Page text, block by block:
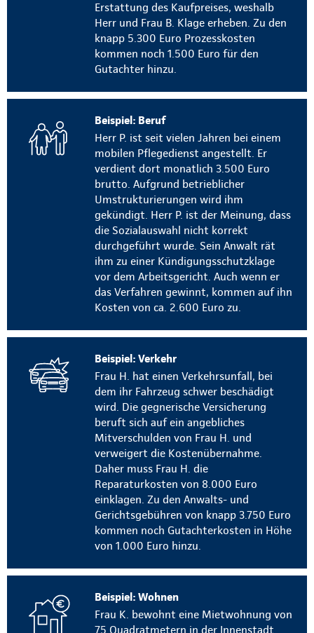
Erstattung des Kaufpreises, weshalb
Herr und Frau B. Klage erheben. Zu den
knapp 5.300 Euro Prozesskosten
kommen noch 1.500 Euro für den
Gutachter hinzu.
Beispiel: Beruf
Herr P. ist seit vielen Jahren bei einem
mobilen Pflegedienst angestellt. Er
verdient dort monatlich 3.500 Euro
brutto. Aufgrund betrieblicher
Umstrukturierungen wird ihm
gekündigt. Herr P. ist der Meinung, dass
die Sozialauswahl nicht korrekt
durchgeführt wurde. Sein Anwalt rät
ihm zu einer Kündigungsschutzklage
vor dem Arbeitsgericht. Auch wenn er
das Verfahren gewinnt, kommen auf ihn
Kosten von ca. 2.600 Euro zu.
Beispiel: Verkehr
Frau H. hat einen Verkehrsunfall, bei
dem ihr Fahrzeug schwer beschädigt
wird. Die gegnerische Versicherung
beruft sich auf ein angebliches
Mitverschulden von Frau H. und
verweigert die Kostenübernahme.
Daher muss Frau H. die
Reparaturkosten von 8.000 Euro
einklagen. Zu den Anwalts- und
Gerichtsgebühren von knapp 3.750 Euro
kommen noch Gutachterkosten in Höhe
von 1.000 Euro hinzu.
Beispiel: Wohnen
Frau K. bewohnt eine Mietwohnung von
75 Quadratmetern in der Innenstadt.